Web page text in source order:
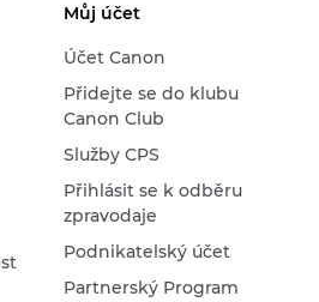
Můj účet
Účet Canon
Přidejte se do klubu
Canon Club
Služby CPS
Přihlásit se k odběru
zpravodaje
Podnikatelský účet
Partnerský Program